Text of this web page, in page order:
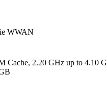
WWAN
Cache, 2.20 GHz up to 4.10